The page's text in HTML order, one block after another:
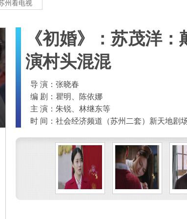
州看电视
《初婚》：苏茂洋
演村头混混
导 演：张晓春
编 剧：瞿明、陈依娜
主 演：朱锐、林继东等
时 间：社会经济频道（苏州二套）新天地剧